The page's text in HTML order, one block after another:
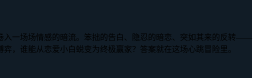
入一场场情感的暗流。笨拙的告白、隐忍的暗恋、突如其来的反转——
，谁能从恋爱小白蜕变为终极赢家？答案就在这场心跳冒险里。